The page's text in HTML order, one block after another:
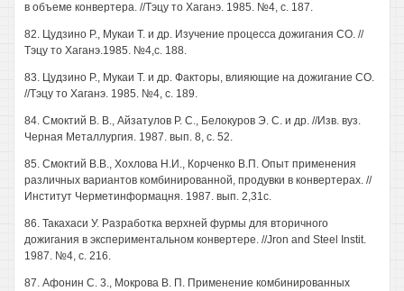
в объеме конвертера. //Тэцу то Хаганэ. 1985. №4, с. 187.
82. Цудзино Р., Мукаи Т. и др. Изучение процесса дожигания СО. //
Тэцу то Хаганэ.1985. №4,с. 188.
83. Цудзино Р., Мукаи Т. и др. Факторы, влияющие на дожигание СО.
//Тэцу то Хаганэ. 1985. №4, с. 189.
84. Смоктий В. В., Айзатулов Р. С., Белокуров Э. С. и др. //Изв. вуз.
Черная Металлургия. 1987. вып. 8, с. 52.
85. Смоктий В.В., Хохлова Н.И., Корченко В.П. Опыт применения
различных вариантов комбинированной, продувки в конвертерах. //
Институт Черметинформацня. 1987. вып. 2,31с.
86. Такахаси У. Разработка верхней фурмы для вторичного
дожигания в экспериментальном конвертере. //Jron and Steel Instit.
1987. №4, с. 216.
87. Афонин С. 3., Мокрова В. П. Применение комбинированных